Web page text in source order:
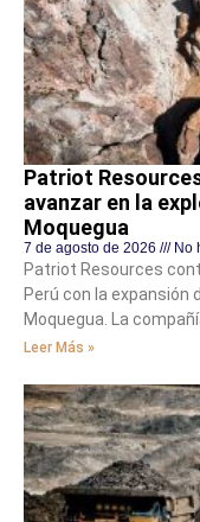
Patriot
avanzar en la
Moquegua
7 de agosto de 2026 No
Patriot Resources
Perú con la expansión
Moquegua. La
Leer Más »